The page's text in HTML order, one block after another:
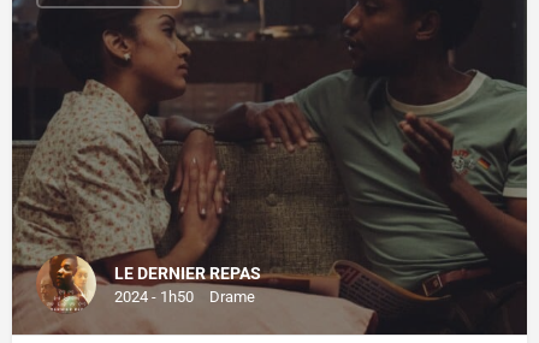
LE DERNIER REPAS
2024 - 1h50 Drame